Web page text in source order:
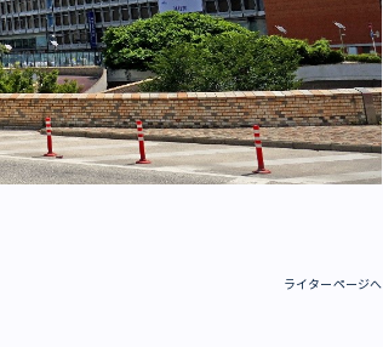
ライターページへ